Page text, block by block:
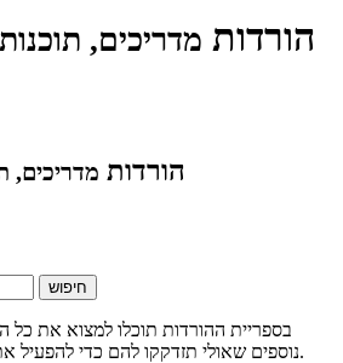
הורדות מדריכים,
הורדות מדריכים,
בספריית ההורדות תוכלו למצוא את כל
נוספים שאולי תזדקקו להם כדי להפעיל את המוצר או השירות שלכם.